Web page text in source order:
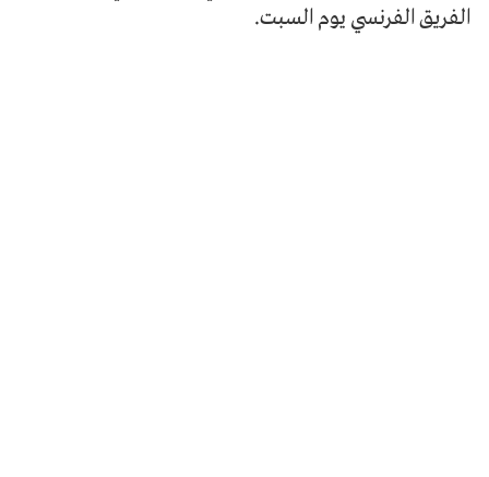
الفريق الفرنسي يوم السبت.